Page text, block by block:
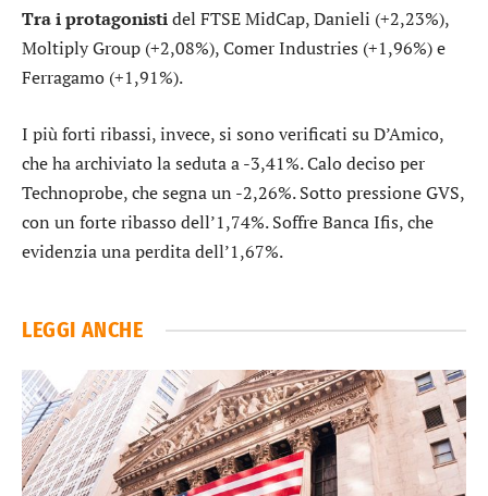
Tra i protagonistidel FTSE MidCap,Danieli (+2,23%),
Moltiply Group (+2,08%),Comer Industries (+1,96%) e
Ferragamo (+1,91%).
I più forti ribassi, invece, si sono verificati suD’Amico,
che ha archiviato la seduta a -3,41%. Calo deciso per
Technoprobe, che segna un -2,26%. Sotto pressioneGVS,
con un forte ribasso dell’1,74%. SoffreBanca Ifis, che
evidenzia una perdita dell’1,67%.
LEGGI ANCHE